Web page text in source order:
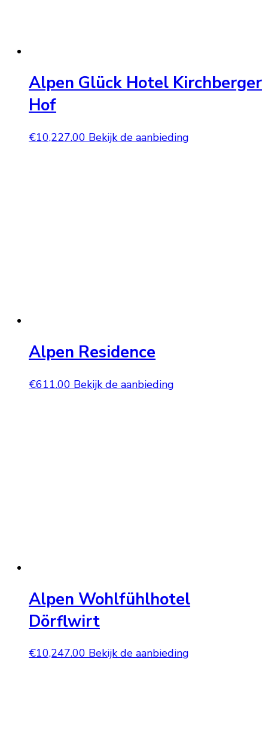
Alpen Glück Hotel Kirchberger
Hof
€10,227.00 Bekijk de aanbieding
Alpen Residence
€611.00 Bekijk de aanbieding
Alpen Wohlfühlhotel
Dörflwirt
€10,247.00 Bekijk de aanbieding